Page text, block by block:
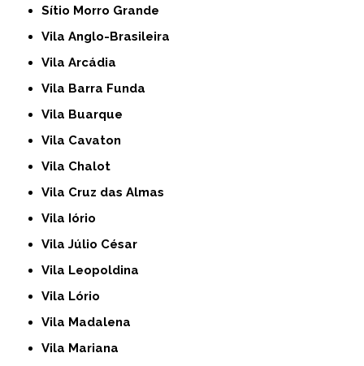
Sítio Morro Grande
Vila Anglo-Brasileira
Vila Arcádia
Vila Barra Funda
Vila Buarque
Vila Cavaton
Vila Chalot
Vila Cruz das Almas
Vila Iório
Vila Júlio César
Vila Leopoldina
Vila Lório
Vila Madalena
Vila Mariana